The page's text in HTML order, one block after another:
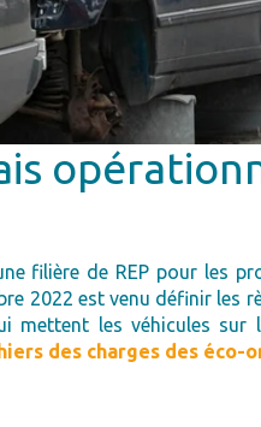
filière de REP pour les
2022 est venu définir les
les véhicules sur
des charges des